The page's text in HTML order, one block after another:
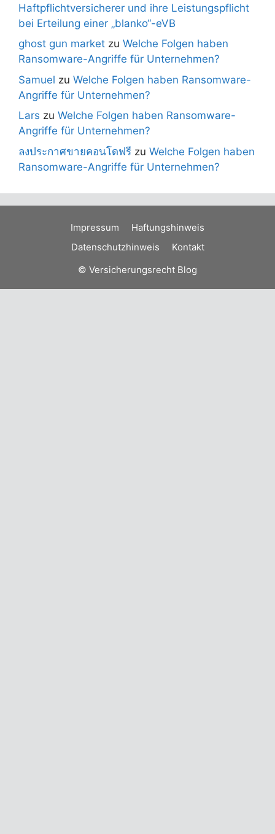
Haftpflichtversicherer und ihre Leistungspflicht
bei Erteilung einer „blanko“-eVB
ghost gun market zu Welche Folgen haben
Ransomware-Angriffe für Unternehmen?
Samuel zu Welche Folgen haben Ransomware-
Angriffe für Unternehmen?
Lars zu Welche Folgen haben Ransomware-
Angriffe für Unternehmen?
ลงประกาศขายคอนโดฟรี zu Welche Folgen haben
Ransomware-Angriffe für Unternehmen?
Impressum
Haftungshinweis
Datenschutzhinweis
Kontakt
© Versicherungsrecht Blog